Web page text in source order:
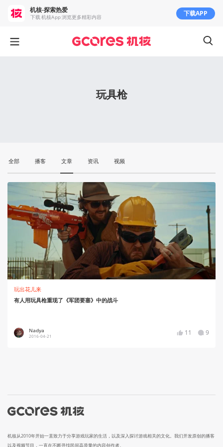
玩具枪
全部 播客 文章 资讯 视频
玩出花儿来
有人用玩具枪重现了《军团要塞》中的战斗
Nadya
2016-04-21 11 9
机核从2010年开始一直致力于分享游戏玩家的生活，以及深入探讨游戏相关的文化。我们开发原创的播客
以及视频节目，一直在不断寻找民间高质量的内容创作者。
机核-探索热爱
下载 机核App 浏览更多精彩内容 下载APP